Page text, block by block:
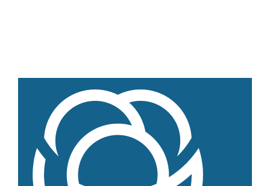
Verkaufswagen-Tour
Weitere Verkaufsstellen
Über uns